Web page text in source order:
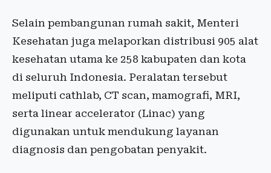
Selain pembangunan rumah sakit, Menteri
Kesehatan juga melaporkan distribusi 905 alat
kesehatan utama ke 258 kabupaten dan kota
di seluruh Indonesia. Peralatan tersebut
meliputi cathlab, CT scan, mamografi, MRI,
serta linear accelerator (Linac) yang
digunakan untuk mendukung layanan
diagnosis dan pengobatan penyakit.